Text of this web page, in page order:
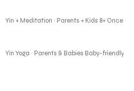
Yin + Meditation · Parents + Kids 8+ Once
Yin Yoga · Parents & Babies Baby-friendly ·